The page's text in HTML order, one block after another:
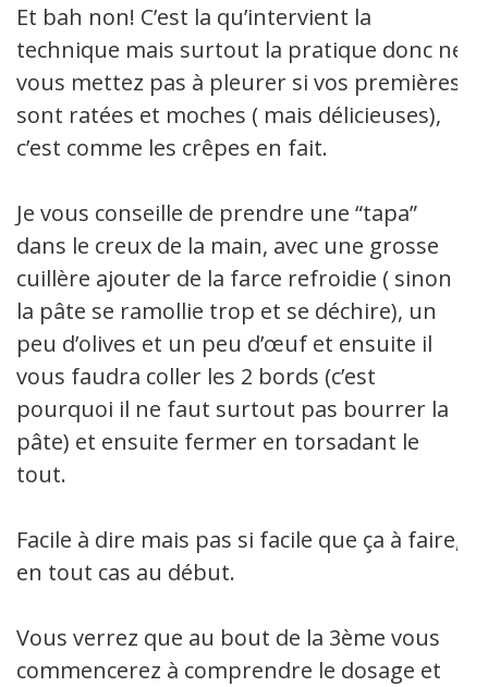
Et bah non! C’est la qu’intervient la
technique mais surtout la pratique donc ne
vous mettez pas à pleurer si vos premières
sont ratées et moches ( mais délicieuses),
c’est comme les crêpes en fait.
Je vous conseille de prendre une “tapa”
dans le creux de la main, avec une grosse
cuillère ajouter de la farce refroidie ( sinon
la pâte se ramollie trop et se déchire), un
peu d’olives et un peu d’œuf et ensuite il
vous faudra coller les 2 bords (c’est
pourquoi il ne faut surtout pas bourrer la
pâte) et ensuite fermer en torsadant le
tout.
Facile à dire mais pas si facile que ça à faire,
en tout cas au début.
Vous verrez que au bout de la 3ème vous
commencerez à comprendre le dosage et